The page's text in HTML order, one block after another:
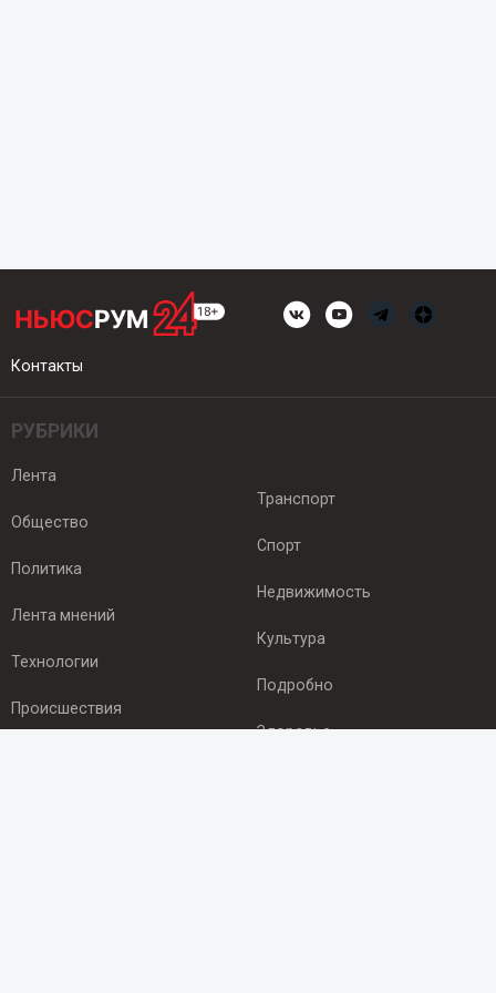
Контакты
РУБРИКИ
Лента
Общество
Политика
Лента мнений
Технологии
Происшествия
Транспорт
Спорт
Недвижимость
Культура
Подробно
Здоровье